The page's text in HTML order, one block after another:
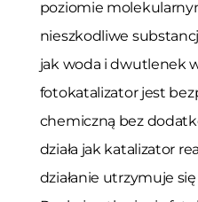
poziomie
nieszkodliwe
jak woda i dwutlenek
fotokatalizator jest
chemiczną bez
działa jak katalizator
działanie utrzymuje się